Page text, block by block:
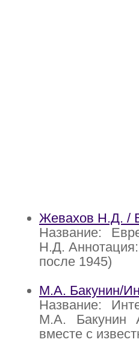
Жевахов Н.Д. /
Название:
Н.Д.
после 1945)
М.А. Бакунин/
Название:
М.А. Бакунин
вместе с